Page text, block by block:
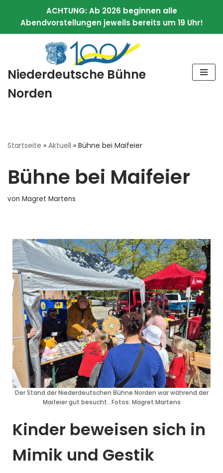
ACHTUNG: Ab 2026 beginnen alle
Abendvorstellungen jeweils bereits um 19 Uhr!
Inhalt
Niederdeutsche Bühne
Norden
Startseite » Aktuell » Bühne bei Maifeier
Bühne bei Maifeier
von Magret Martens
Der Stand der Niederdeutschen Bühne Norden war während der
Maifeier gut besucht.. Fotos: Magret Martens
Kinder beweisen sich in
Mimik und Gestik